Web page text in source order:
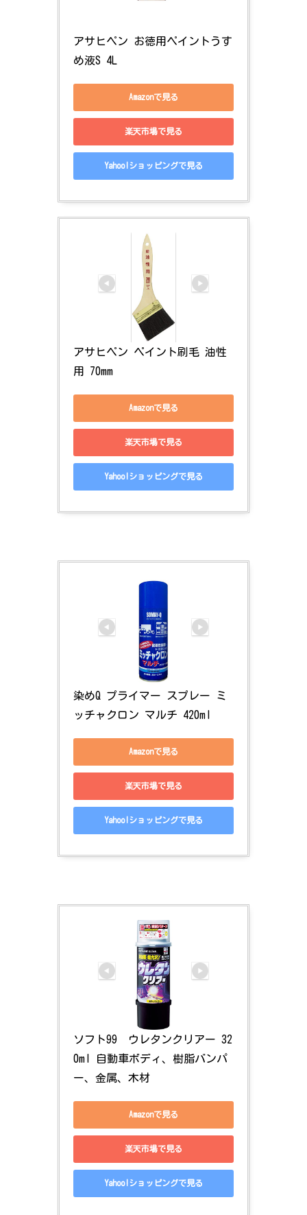
アサヒペン お徳用ペイントうす
め液S 4L
Amazonで見る
楽天市場で見る
Yahoo!ショッピングで見る
アサヒペン ペイント刷毛 油性
用 70mm
Amazonで見る
楽天市場で見る
Yahoo!ショッピングで見る
染めQ プライマー スプレー ミ
ッチャクロン マルチ 420ml
Amazonで見る
楽天市場で見る
Yahoo!ショッピングで見る
ソフト99　ウレタンクリアー 32
0ml 自動車ボディ、樹脂バンパ
ー、金属、木材
Amazonで見る
楽天市場で見る
Yahoo!ショッピングで見る